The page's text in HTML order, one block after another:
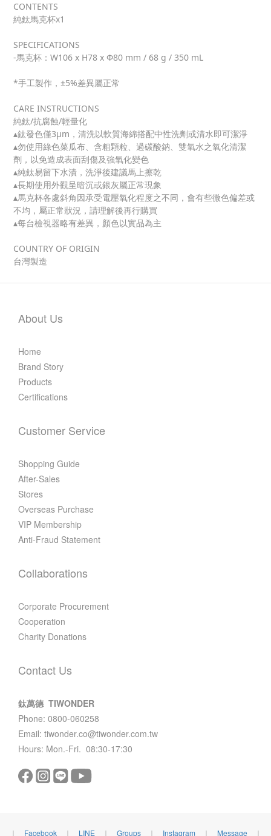
CONTENTS
純鈦馬克杯x1
SPECIFICATIONS
-馬克杯：W106 x H78 x Φ80 mm / 68 g / 350 mL
*手工製作，±5%差異屬正常
CARE INSTRUCTIONS
純鈦/抗腐蝕/輕量化
▴鈦發色僅3μm，清洗以軟質海綿搭配中性洗劑或清水即可潔淨
▴勿使用綠色菜瓜布、含粗顆粒、過碳酸鈉、雙氧水之氧化清潔
劑，以免造成表面刮傷及強氧化變色
▴純鈦易留下水漬，洗淨後建議馬上擦乾
▴長期使用外觀呈暗沉或銀灰屬正常現象
▴馬克杯各處斜角因承受電壓氧化程度之不同，會有些微色偏差或
不均，屬正常狀況，請理解後再行購買
▴每台檢視器略有差異，顏色以實品為主
COUNTRY OF ORIGIN
台灣製造
About Us
Home
Brand Story
Products
Certifications
Customer Service
Shopping Guide
After-Sales
Stores
Overseas Purchase
VIP Membership
Anti-Fraud Statement
Collaborations
Corporate Procurement
Cooperation
Charity Donations
Contact Us
鈦萬德 TIWONDER
Phone: 0800-060258
Email: tiwonder.co@tiwonder.com.tw
Hours: Mon.-Fri. 08:30-17:30
｜ Facebook｜ LINE｜ Groups｜ Instagram ｜ Message ｜